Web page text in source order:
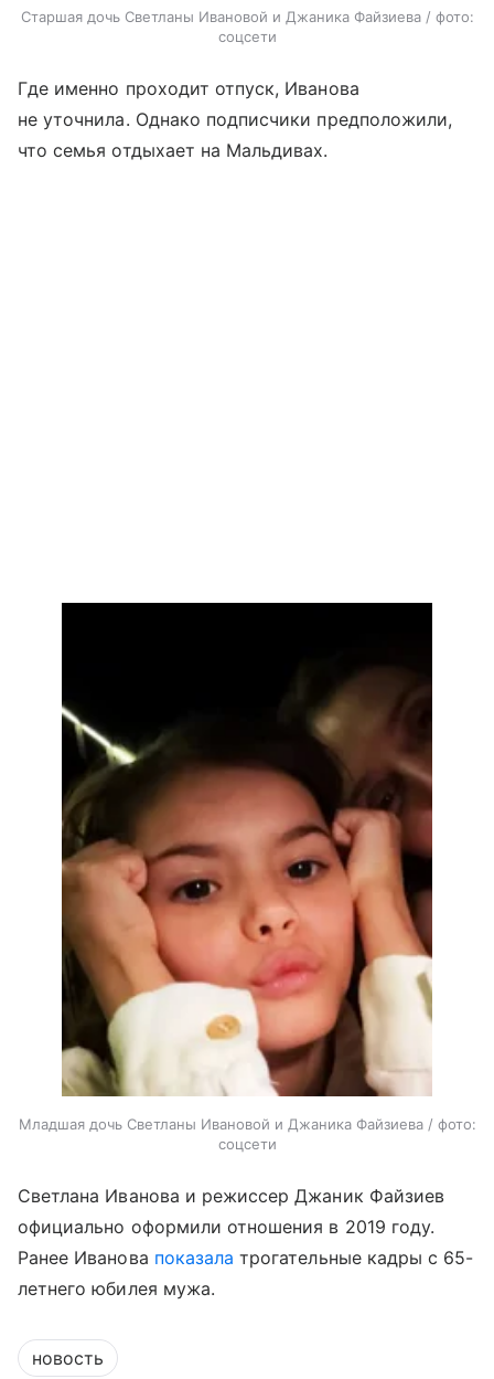
Старшая дочь Светланы Ивановой и Джаника Файзиева / фото:
соцсети
Где именно проходит отпуск, Иванова
не уточнила. Однако подписчики предположили,
что семья отдыхает на Мальдивах.
Младшая дочь Светланы Ивановой и Джаника Файзиева / фото:
соцсети
Светлана Иванова и режиссер Джаник Файзиев
официально оформили отношения в 2019 году.
Ранее Иванова показала трогательные кадры с 65-
летнего юбилея мужа.
новость